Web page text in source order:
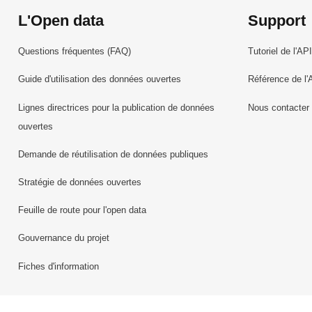
L'Open data
Questions fréquentes (FAQ)
Guide d'utilisation des données ouvertes
Lignes directrices pour la publication de données
ouvertes
Demande de réutilisation de données publiques
Stratégie de données ouvertes
Feuille de route pour l'open data
Gouvernance du projet
Fiches d'information
Support
Tutoriel de l'API
Référence de
Nous contacter